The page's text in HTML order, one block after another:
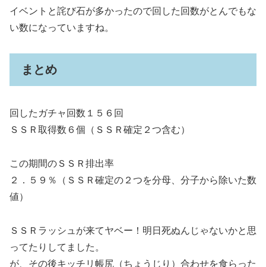
イベントと詫び石が多かったので回した回数がとんでもな
い数になっていますね。
まとめ
回したガチャ回数１５６回
ＳＳＲ取得数６個（ＳＳＲ確定２つ含む）
この期間のＳＳＲ排出率
２．５９％（ＳＳＲ確定の２つを分母、分子から除いた数
値）
ＳＳＲラッシュが来てヤベー！明日死ぬんじゃないかと思
ってたりしてました。
が、その後キッチリ帳尻（ちょうじり）合わせを食らった